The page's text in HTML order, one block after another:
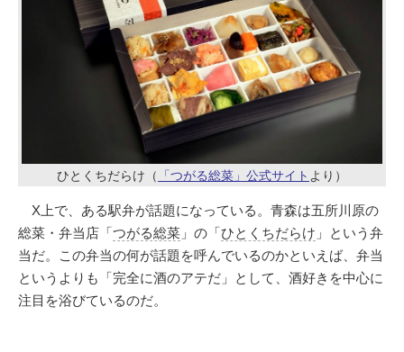
ひとくちだらけ（ 「つがる総菜」公式サイト より）
X上で、ある駅弁が話題になっている。青森は五所川原の
総菜・弁当店「つがる総菜 」の「ひとくちだらけ 」という弁
当だ。この弁当の何が話題を呼んでいるのかといえば、弁当
というよりも「完全に酒のアテだ」として、酒好きを中心に
注目を浴びているのだ。